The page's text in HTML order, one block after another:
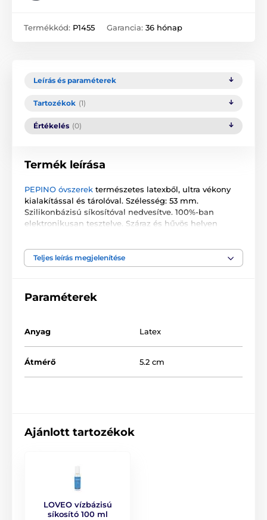
Termékkód: P1455 Garancia: 36 hónap
Leírás és paraméterek
Tartozékok (1)
Értékelés (0)
Termék leírása
PEPINO óvszerek természetes latexből, ultra vékony
kialakítással és tárolóval. Szélesség: 53 mm.
Szilikonbázisú síkosítóval nedvesítve. 100%-ban
elektronikusan tesztelve. Száraz és hűvös helyen
A csomag 3 db óvszert tartalmaz.
A termék a következő kategóriákba sorolt
Teljes leírás megjelenítése
Paraméterek
Anyag Latex
Átmérő 5.2 cm
Ajánlott tartozékok
LOVEO vízbázisú
síkosító 100 ml